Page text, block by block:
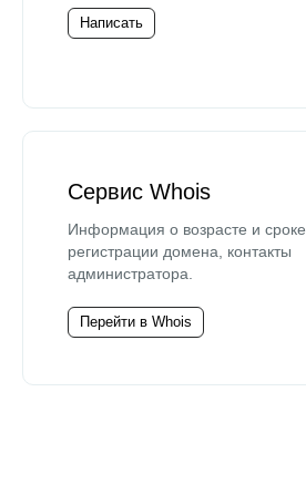
Написать
Сервис Whois
Информация о возрасте и сроке
регистрации домена, контакты
администратора.
Перейти в Whois